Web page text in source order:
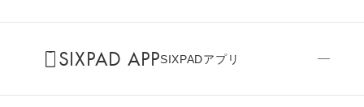
SIXPAD APPSIXPADアプリ